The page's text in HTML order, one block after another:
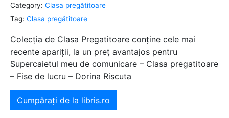
Category: Clasa pregătitoare
Tag: Clasa pregătitoare
Colecția de Clasa Pregatitoare conține cele mai
recente apariții, la un preț avantajos pentru
Supercaietul meu de comunicare – Clasa pregatitoare
– Fise de lucru – Dorina Riscuta
Cumpărați de la libris.ro